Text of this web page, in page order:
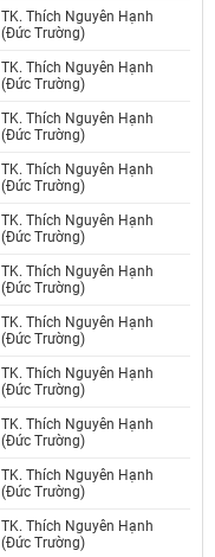
TK. Thích Nguyên Hạnh
(Đức Trường)
TK. Thích Nguyên Hạnh
(Đức Trường)
TK. Thích Nguyên Hạnh
(Đức Trường)
TK. Thích Nguyên Hạnh
(Đức Trường)
TK. Thích Nguyên Hạnh
(Đức Trường)
TK. Thích Nguyên Hạnh
(Đức Trường)
TK. Thích Nguyên Hạnh
(Đức Trường)
TK. Thích Nguyên Hạnh
(Đức Trường)
TK. Thích Nguyên Hạnh
(Đức Trường)
TK. Thích Nguyên Hạnh
(Đức Trường)
TK. Thích Nguyên Hạnh
(Đức Trường)